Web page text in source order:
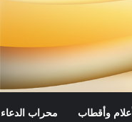
أعلام وأقطاب محراب الدعاء